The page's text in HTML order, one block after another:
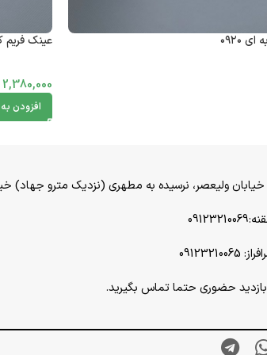
۰۹۲۰ عینک فریم
2,380,000
افزودن
خیابان ولیعصر، نرسیده به مطهری (نزدیک مترو جهاد) خیابان
حضوری حتما تماس بگیرید.